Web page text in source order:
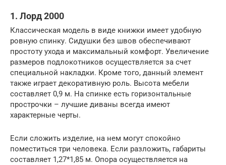
1. Лорд 2000
Классическая модель в виде книжки имеет удобную
ровную спинку. Сидушки без швов обеспечивают
простоту ухода и максимальный комфорт. Увеличение
размеров подлокотников осуществляется за счет
специальной накладки. Кроме того, данный элемент
также играет декоративную роль. Высота мебели
составляет 0,9 м. На спинке есть горизонтальные
прострочки – лучшие диваны всегда имеют
характерные черты.
Если сложить изделие, на нем могут спокойно
поместиться три человека. Если разложить, габариты
составляет 1,27*1,85 м. Опора осуществляется на